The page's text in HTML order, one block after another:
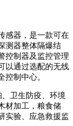
感器，是一款可在
测器整体隔爆结
控制器及监控管理
以通过选配的无线
制中心。
卫生防疫、环境
材加工，粮食储
实验、应急救援监